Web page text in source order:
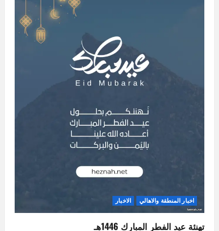
اخبار المنطقة والاهالي الاخبار
تهنئة عيد الفطر المبارك 1446هـ